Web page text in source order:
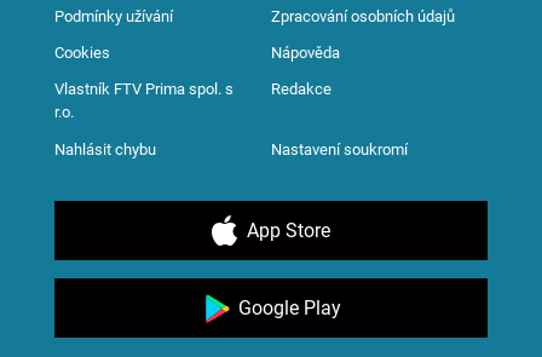
Podmínky užívání Zpracování osobních údajů
Cookies Nápověda
Vlastník FTV Prima spol. s
r.o.
Redakce
Nahlásit chybu Nastavení soukromí
App Store
Google Play